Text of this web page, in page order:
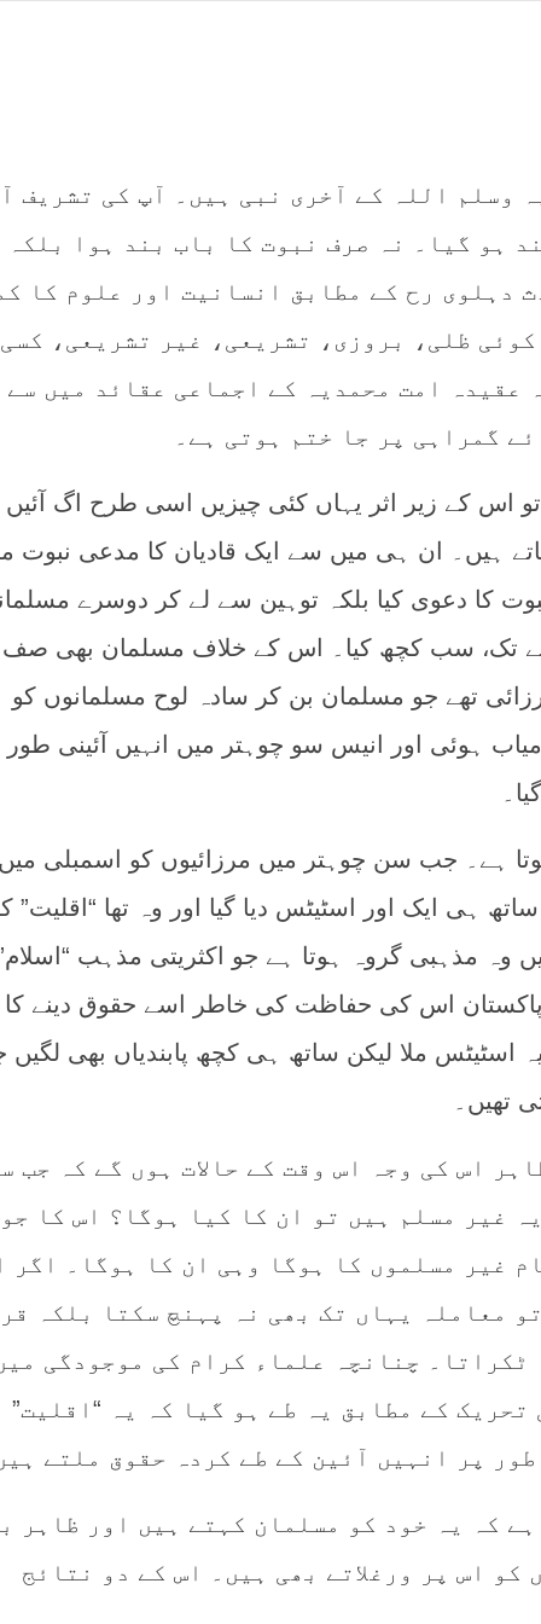
وسلم اللہ کے آخری نبی ہیں۔ آپ کی تشریف
ہو گیا۔ نہ صرف نبوت کا باب بند ہوا بلکہ
دہلوی رح کے مطابق انسانیت اور علوم کا
ظلی، بروزی، تشریعی، غیر تشریعی،
عقیدہ امت محمدیہ کے اجماعی عقائد میں سے
گمراہی پر جا ختم ہوتی ہے۔
تو اس کے زیر اثر یہاں کئی چیزیں اسی طرح اگ آئیں
ہیں۔ ان ہی میں سے ایک قادیان کا مدعی نبوت
کا دعوی کیا بلکہ توہین سے لے کر دوسرے
تک، سب کچھ کیا۔ اس کے خلاف مسلمان بھی صف
تھے جو مسلمان بن کر سادہ لوح مسلمانوں کو
ہوئی اور انیس سو چوہتر میں انہیں آئینی طور
ہے۔ جب سن چوہتر میں مرزائیوں کو اسمبلی
ہی ایک اور اسٹیٹس دیا گیا اور وہ تھا “اقلیت”
وہ مذہبی گروہ ہوتا ہے جو اکثریتی مذہب
پاکستان اس کی حفاظت کی خاطر اسے حقوق دینے کا
اسٹیٹس ملا لیکن ساتھ ہی کچھ پابندیاں بھی لگیں
تھیں۔
اس کی وجہ اس وقت کے حالات ہوں گے کہ جب
غیر مسلم ہیں تو ان کا کیا ہوگا؟ اس کا
غیر مسلموں کا ہوگا وہی ان کا ہوگا۔ اگر
معاملہ یہاں تک بھی نہ پہنچ سکتا بلکہ
ٹکراتا۔ چنانچہ علماء کرام کی موجودگی
تحریک کے مطابق یہ طے ہو گیا کہ یہ “اقلیت”
پر انہیں آئین کے طے کردہ حقوق ملتے
کہ یہ خود کو مسلمان کہتے ہیں اور ظاہر
کو اس پر ورغلاتے بھی ہیں۔ اس کے دو نتائج